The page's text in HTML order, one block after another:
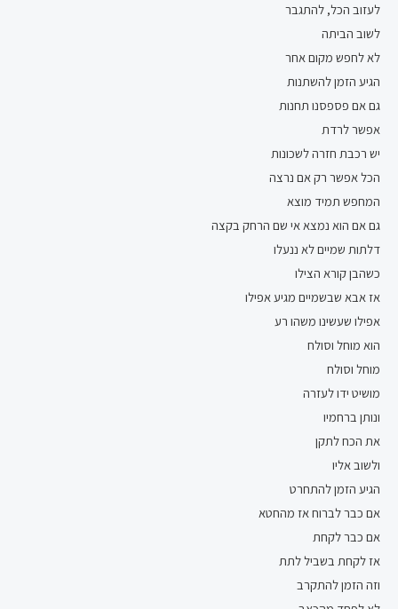
לעזוב הכל, להתגבר
לשוב הביתה
לא לחפש מקום אחר
הגיע הזמן להשתנות
גם אם פספסנו תחנות
אפשר לרדת
יש רכבת חזרה לשכונות
הכל אפשר רק אם נרצה
המחפש תמיד מוצא
גם אם הוא נמצא אי שם הרחק בקצה
דלתות שמיים לא ננעלו
כשהבן קורא הצילו
אז אבא שבשמיים מגיע אפילו
אפילו שעשינו משהו רע
הוא מוחל וסולח
מוחל וסולח
מושיט ידו לעזרה
ונותן ברחמיו
את הכח לתקן
ולשוב אליו
הגיע הזמן להתחרט
אם כבר לברוח אז מהחטא
אם כבר לקחת
אז לקחת בשביל לתת
וזה הזמן להתקרב